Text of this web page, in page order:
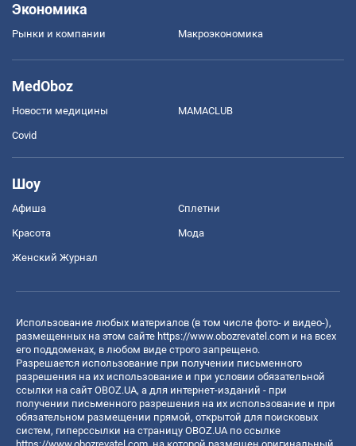
Экономика
Рынки и компании Mакроэкономика
MedOboz
Новости медицины MAMACLUB
Covid
Шоу
Афиша Сплетни
Красота Мода
Женский Журнал
Использование любых материалов (в том числе фото- и видео-),
размещенных на этом сайте https://www.obozrevatel.com и на всех
его поддоменах, в любом виде строго запрещено.
Разрешается использование при получении письменного
разрешения на их использование и при условии обязательной
ссылки на сайт OBOZ.UA, а для интернет-изданий - при
получении письменного разрешения на их использование и при
обязательном размещении прямой, открытой для поисковых
систем, гиперссылки на страницу OBOZ.UA по ссылке